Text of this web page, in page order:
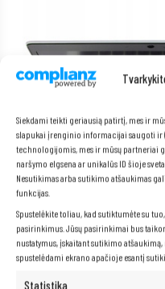
Siekdami teikti geriausią patirtį, mes ir
slapukai įrenginio informacijai saugoti ir
technologijomis, mes ir mūsų partneriai
naršymo elgsena ar unikalūs ID šioje
Nesutikimas arba sutikimo atšaukimas
funkcijas.
Spustelėkite toliau, kad sutiktumėte su
pasirinkimus. Jūsų pasirinkimai bus
nustatymus, įskaitant sutikimo
spustelėdami ekrano apačioje esantį
Statistika